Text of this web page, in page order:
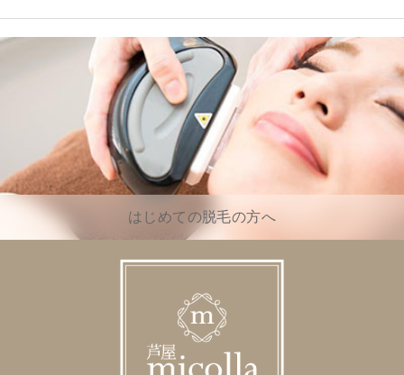
はじめての脱毛の方へ